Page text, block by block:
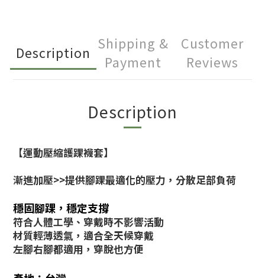
Description
Shipping &
Payment
Customer
Reviews
Description
【運動壓縮護踝襪套】
漸進加壓>>提供腳踝最適化的壓力，分散足部負荷
穩固腳踝，穩定支撐
符合人體工學、穿戴時不影響活動
材質輕薄透氣，適合全天候穿戴
左腳右腳都適用，穿脫也方便